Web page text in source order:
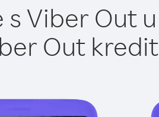
Viber Out
Out